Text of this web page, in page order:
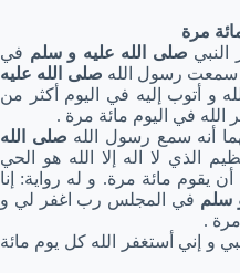
مرة
صلى الله عليه و سلم في
سمعت رسول الله صلى الله عليه
و أتوب إليه في اليوم أكثر من
في اليوم مائة مرة .
أنه سمع رسول الله صلى الله
الذي لا اله إلا الله هو الحي
يقوم مائة مرة. و له رواية: إنا
سلم في المجلس رب اغفر لي و
.
و إني أستغفر الله كل يوم مائة